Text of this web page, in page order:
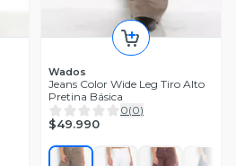
Wados
Jeans Color Wide Leg Tiro Alto
Pretina Básica
0(0)
$49.990